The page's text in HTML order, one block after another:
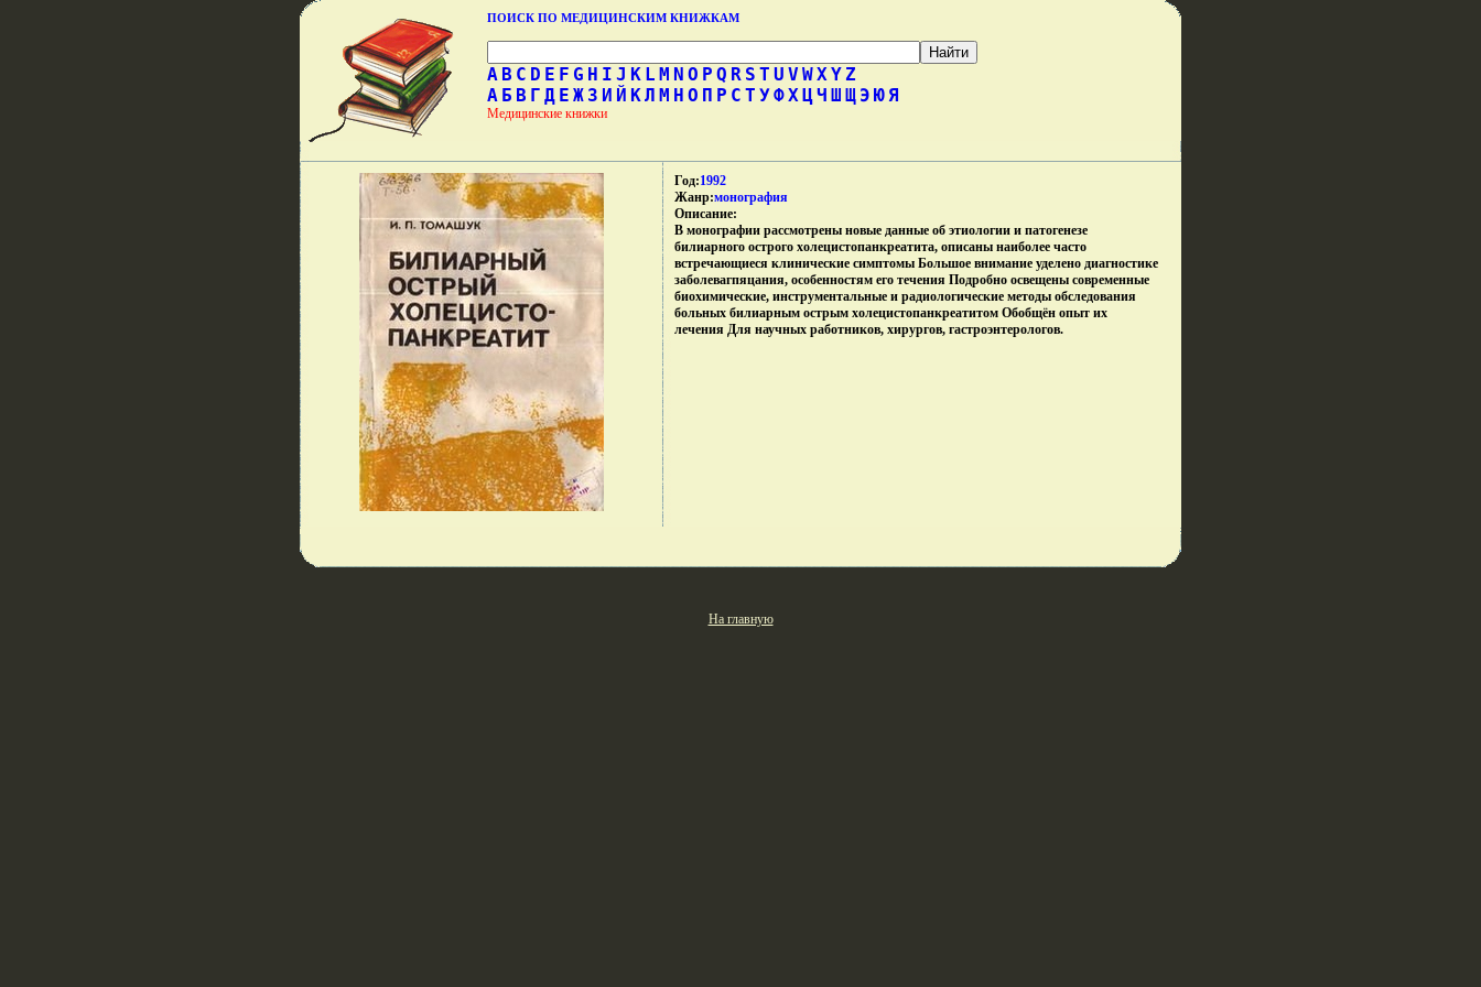
ПОИСК ПО МЕДИЦИНСКИМ КНИЖКАМ
A B C D E F G H I J K L M N O P Q R S T U V WXY Z
А Б В Г Д Е Ж З И Й КЛ М Н О П Р С Т УФХЦЧ Ш Щ Э ЮЯ
Медицинские книжки
Год:1992
Жанр:монография
Описание:
В монографии рассмотрены новые данные об этиологии и патогенезе
билиарного острого холецистопанкреатита, описаны наиболее часто
встречающиеся клинические симптомы Большое внимание уделено диагностике
заболевагпяцания, особенностям его течения Подробно освещены современные
биохимические, инструментальные и радиологические методы обследования
больных билиарным острым холецистопанкреатитом Обобщён опыт их
лечения Для научных работников, хирургов, гастроэнтерологов.
На главную